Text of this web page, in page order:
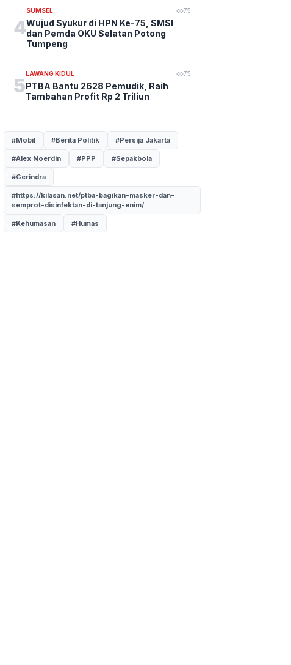
4
SUMSEL 75
Wujud Syukur di HPN Ke-75, SMSI
dan Pemda OKU Selatan Potong
Tumpeng
5
LAWANG KIDUL 75
PTBA Bantu 2628 Pemudik, Raih
Tambahan Profit Rp 2 Triliun
#Mobil #Berita Politik #Persija Jakarta
#Alex Noerdin #PPP #Sepakbola
#Gerindra
#https://kilasan.net/ptba-bagikan-masker-dan-
semprot-disinfektan-di-tanjung-enim/
#Kehumasan #Humas